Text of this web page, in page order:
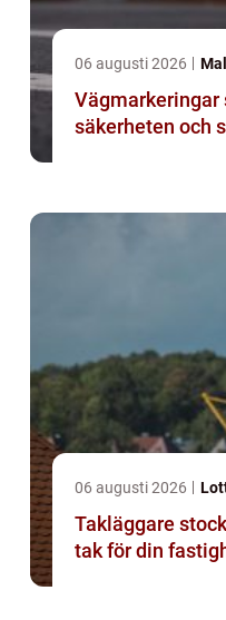
06 augusti 2026
Vägmarkeringar
säkerheten och
06 augusti 2026
Takläggare stockholm så
tak för din